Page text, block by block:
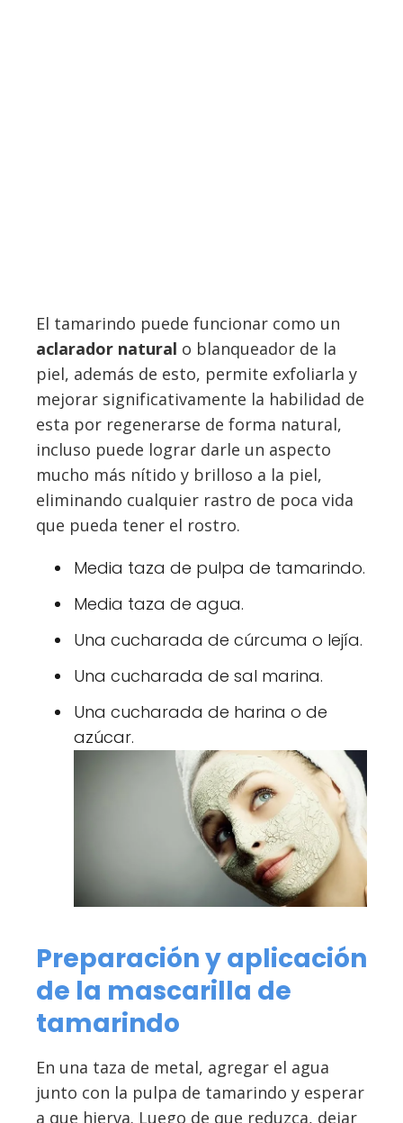
El tamarindo puede funcionar como un
aclarador natural o blanqueador de la
piel, además de esto, permite exfoliarla y
mejorar significativamente la habilidad de
esta por regenerarse de forma natural,
incluso puede lograr darle un aspecto
mucho más nítido y brilloso a la piel,
eliminando cualquier rastro de poca vida
que pueda tener el rostro.
Media taza de pulpa de tamarindo.
Media taza de agua.
Una cucharada de cúrcuma o lejía.
Una cucharada de sal marina.
Una cucharada de harina o de
azúcar.
Preparación y aplicación
de la mascarilla de
tamarindo
En una taza de metal, agregar el agua
junto con la pulpa de tamarindo y esperar
a que hierva. Luego de que reduzca, dejar